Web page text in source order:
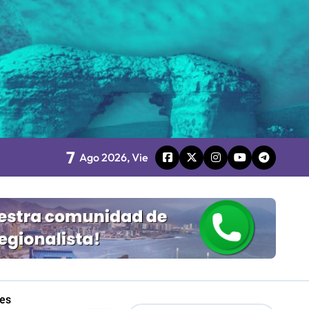
100% estatal
2.0”
7 Ago 2026, Vie